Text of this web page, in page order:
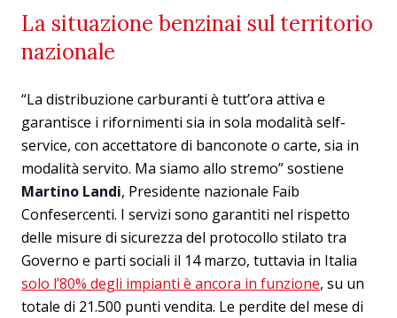
La situazione benzinai sul territorio
nazionale
“La distribuzione carburanti è tutt’ora attiva e
garantisce i rifornimenti sia in sola modalità self-
service, con accettatore di banconote o carte, sia in
modalità servito. Ma siamo allo stremo” sostiene
Martino Landi, Presidente nazionale Faib
Confesercenti. I servizi sono garantiti nel rispetto
delle misure di sicurezza del protocollo stilato tra
Governo e parti sociali il 14 marzo, tuttavia in Italia
solo l’80% degli impianti è ancora in funzione, su un
totale di 21.500 punti vendita. Le perdite del mese di